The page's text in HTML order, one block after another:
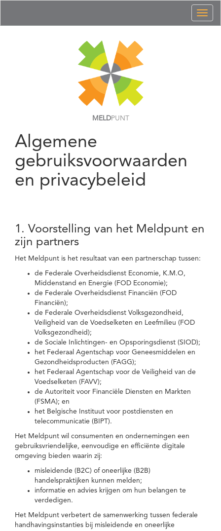
MELDPUNT
Algemene
gebruiksvoorwaarden
en privacybeleid
1. Voorstelling van het Meldpunt en
zijn partners
Het Meldpunt is het resultaat van een partnerschap tussen:
de Federale Overheidsdienst Economie, K.M.O,
Middenstand en Energie (FOD Economie);
de Federale Overheidsdienst Financiën (FOD
Financiën);
de Federale Overheidsdienst Volksgezondheid,
Veiligheid van de Voedselketen en Leefmilieu (FOD
Volksgezondheid);
de Sociale Inlichtingen- en Opsporingsdienst (SIOD);
het Federaal Agentschap voor Geneesmiddelen en
Gezondheidsproducten (FAGG);
het Federaal Agentschap voor de Veiligheid van de
Voedselketen (FAVV);
de Autoriteit voor Financiële Diensten en Markten
(FSMA); en
het Belgische Instituut voor postdiensten en
telecommunicatie (BIPT).
Het Meldpunt wil consumenten en ondernemingen een
gebruiksvriendelijke, eenvoudige en efficiënte digitale
omgeving bieden waarin zij:
misleidende (B2C) of oneerlijke (B2B)
handelspraktijken kunnen melden;
informatie en advies krijgen om hun belangen te
verdedigen.
Het Meldpunt verbetert de samenwerking tussen federale
handhavingsinstanties bij misleidende en oneerlijke